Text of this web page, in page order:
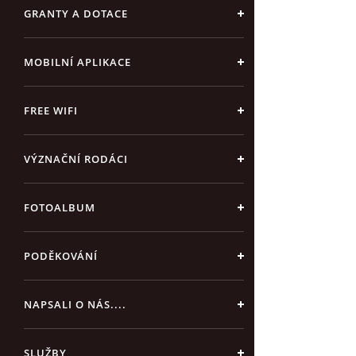
GRANTY A DOTACE
MOBILNÍ APLIKACE
FREE WIFI
VÝZNAČNÍ RODÁCI
FOTOALBUM
PODĚKOVÁNÍ
NAPSALI O NÁS....
SLUŽBY